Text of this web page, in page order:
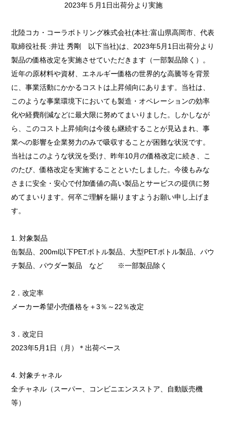
2023年５月1日出荷分より実施
北陸コカ・コーラボトリング株式会社(本社:富山県高岡市、代表
取締役社長 :井辻󠄀 秀剛 以下当社)は、2023年5月1日出荷分より
製品の価格改定を実施させていただきます（一部製品除く）。
近年の原材料や資材、エネルギー価格の世界的な高騰等を背景
に、事業活動にかかるコストは上昇傾向にあります。当社は、
このような事業環境下においても製造・オペレーションの効率
化や経費削減などに最大限に努めてまいりました。しかしなが
ら、このコスト上昇傾向は今後も継続することが見込まれ、事
業への影響を企業努力のみで吸収することが困難な状況です。
当社はこのような状況を受け、昨年10月の価格改定に続き、こ
のたび、価格改定を実施することといたしました。今後もみな
さまに安全・安心で付加価値の高い製品とサービスの提供に努
めてまいります。何卒ご理解を賜りますようお願い申し上げま
す。
1. 対象製品
缶製品、200ml以下PETボトル製品、大型PETボトル製品、パウ
チ製品、パウダー製品 など ※一部製品除く
2．改定率
メーカー希望小売価格を＋3％～22％改定
3．改定日
2023年5月1日（月）＊出荷ベース
4. 対象チャネル
全チャネル（スーパー、コンビニエンスストア、自動販売機
等）